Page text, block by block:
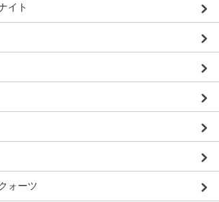
イト
ォーツ